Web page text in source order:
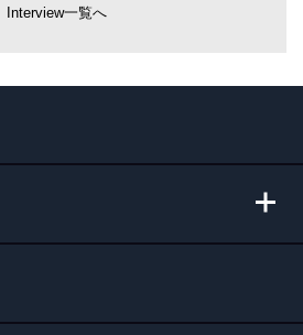
Interview一覧へ